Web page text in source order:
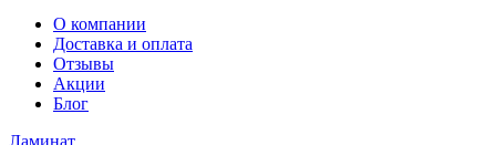
О компании
Доставка и оплата
Отзывы
Акции
Блог
Ламинат